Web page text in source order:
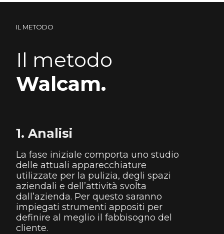
IL METODO
Il metodo
Walcam.
1. Analisi
La fase iniziale comporta uno studio
delle attuali apparecchiature
utilizzate per la pulizia, degli spazi
aziendali e dell’attività svolta
dall’azienda. Per questo saranno
impiegati strumenti appositi per
definire al meglio il fabbisogno del
cliente.